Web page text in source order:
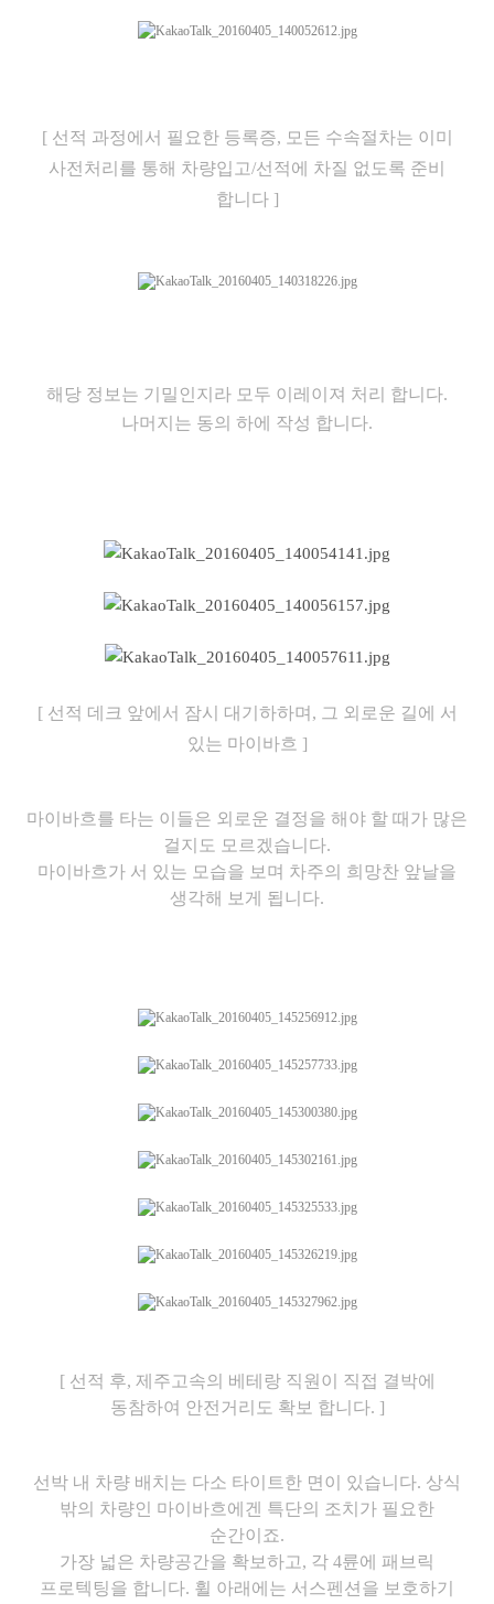
[ 선적 과정에서 필요한 등록증, 모든 수속절차는 이미
사전처리를 통해 차량입고/선적에 차질 없도록 준비
합니다 ]
해당 정보는 기밀인지라 모두 이레이져 처리 합니다.
나머지는 동의 하에 작성 합니다.
[ 선적 데크 앞에서 잠시 대기하하며, 그 외로운 길에 서
있는 마이바흐 ]
마이바흐를 타는 이들은 외로운 결정을 해야 할 때가 많은
걸지도 모르겠습니다.
마이바흐가 서 있는 모습을 보며 차주의 희망찬 앞날을
생각해 보게 됩니다.
[ 선적 후, 제주고속의 베테랑 직원이 직접 결박에
동참하여 안전거리도 확보 합니다. ]
선박 내 차량 배치는 다소 타이트한 면이 있습니다. 상식
밖의 차량인 마이바흐에겐 특단의 조치가 필요한
순간이죠.
가장 넓은 차량공간을 확보하고, 각 4륜에 패브릭
프로텍팅을 합니다. 휠 아래에는 서스펜션을 보호하기